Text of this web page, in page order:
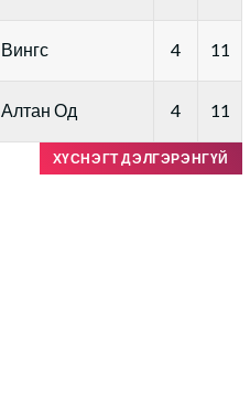
Вингс 4 11
Алтан Од 4 11
ХҮСНЭГТ ДЭЛГЭРЭНГҮЙ